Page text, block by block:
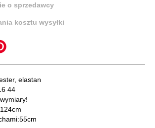
o sprzedawcy
kosztu wysyłki
elastan
44